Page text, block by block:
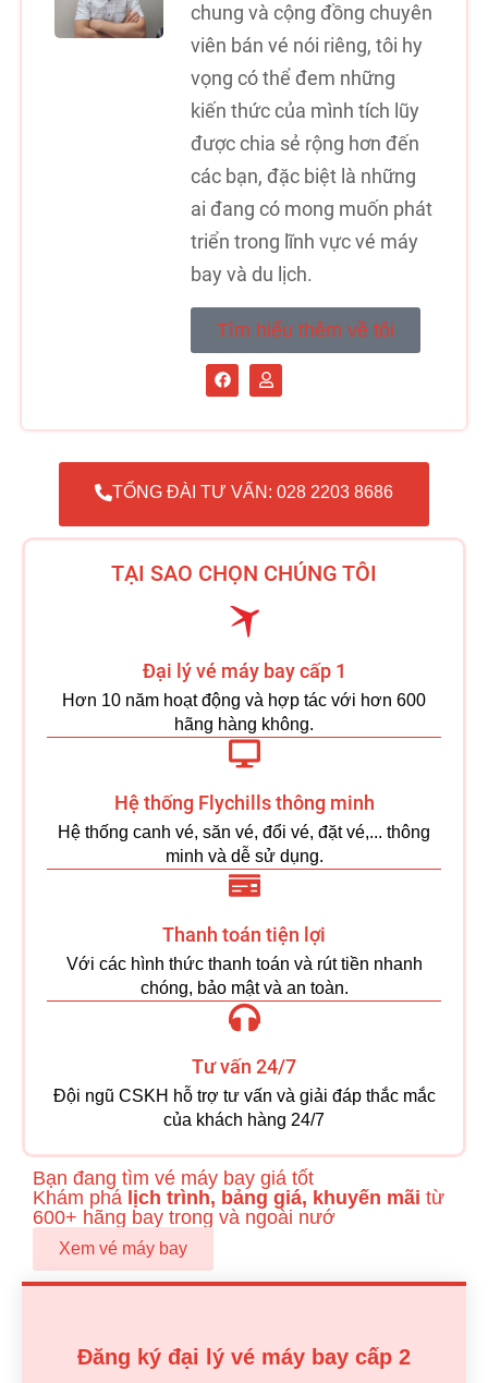
chung và cộng đồng chuyên
viên bán vé nói riêng, tôi hy
vọng có thể đem những
kiến thức của mình tích lũy
được chia sẻ rộng hơn đến
các bạn, đặc biệt là những
ai đang có mong muốn phát
triển trong lĩnh vực vé máy
bay và du lịch.
Tìm hiểu thêm về tôi
TỔNG ĐÀI TƯ VẤN: 028 2203 8686
TẠI SAO CHỌN CHÚNG TÔI
Đại lý vé máy bay cấp 1
Hơn 10 năm hoạt động và hợp tác với hơn 600
hãng hàng không.
Hệ thống Flychills thông minh
Hệ thống canh vé, săn vé, đổi vé, đặt vé,... thông
minh và dễ sử dụng.
Thanh toán tiện lợi
Với các hình thức thanh toán và rút tiền nhanh
chóng, bảo mật và an toàn.
Tư vấn 24/7
Đội ngũ CSKH hỗ trợ tư vấn và giải đáp thắc mắc
của khách hàng 24/7
Bạn đang tìm vé máy bay giá tốt
Khám phá lịch trình, bảng giá, khuyến mãi từ
600+ hãng bay trong và ngoài nướ
Xem vé máy bay
Đăng ký đại lý vé máy bay cấp 2